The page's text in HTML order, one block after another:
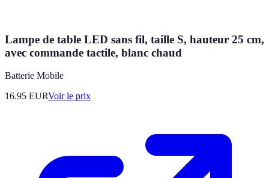
Lampe de table LED sans fil, taille S, hauteur 25 cm,
avec commande tactile, blanc chaud
Batterie Mobile
16.95 EURVoir le prix